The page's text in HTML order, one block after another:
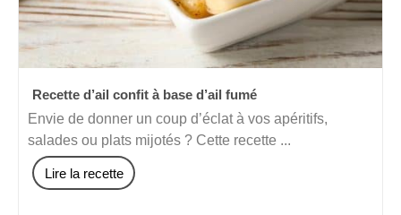
Recette d’ail confit à base d’ail fumé
Envie de donner un coup d’éclat à vos apéritifs,
salades ou plats mijotés ? Cette recette ...
Lire la recette